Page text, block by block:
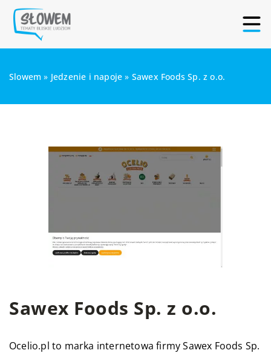
Slowem » Jedzenie i napoje » Sawex Foods Sp. z o.o.
Sawex Foods Sp. z o.o.
Ocelio.pl to marka internetowa firmy Sawex Foods Sp.